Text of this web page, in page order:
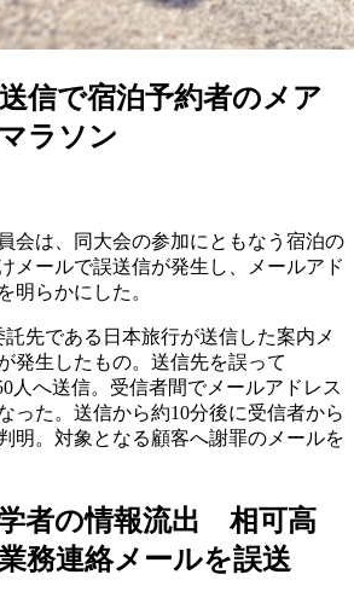
信で宿泊予約者のメア
ラソン
会は、同大会の参加にともなう宿泊の
メールで誤送信が発生し、メールアド
明らかにした。
託先である日本旅行が送信した案内メ
発生したもの。送信先を誤って
人へ送信。受信者間でメールアドレス
った。送信から約10分後に受信者から
明。対象となる顧客へ謝罪のメールを
者の情報流出 相可高
務連絡メールを誤送